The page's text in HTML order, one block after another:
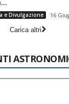
e Divulgazione
16
Carica altri